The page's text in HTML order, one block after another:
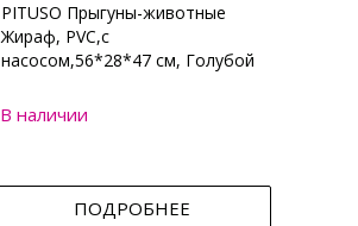
PITUSO Прыгуны-животные
Жираф, PVC,с
насосом,56*28*47 см, Голубой
В наличии
ПОДРОБНЕЕ